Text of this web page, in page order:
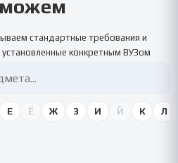
стандартные требования и
конкретным ВУЗом
Е Ё Ж З И Й К Л